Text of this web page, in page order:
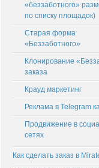
«беззаботного»
по списку площадок)
Старая форма
«Беззаботного»
Клонирование
заказа
Крауд маркетинг
Реклама в Telegram
Продвижение в
сетях
Как сделать заказ в